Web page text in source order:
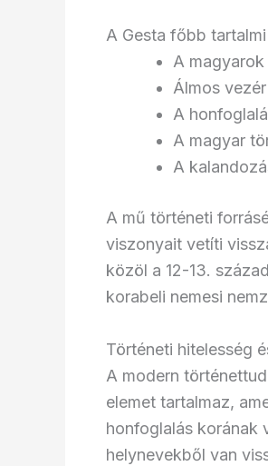
A Gesta főbb tartalmi
A
Álmos
A
A magyar
A
A mű történeti
viszonyait vetíti
közöl a 12-13.
korabeli nemesi
Történeti hitelesség
A modern
elemet tartalmaz,
honfoglalás korának
helynevekből van